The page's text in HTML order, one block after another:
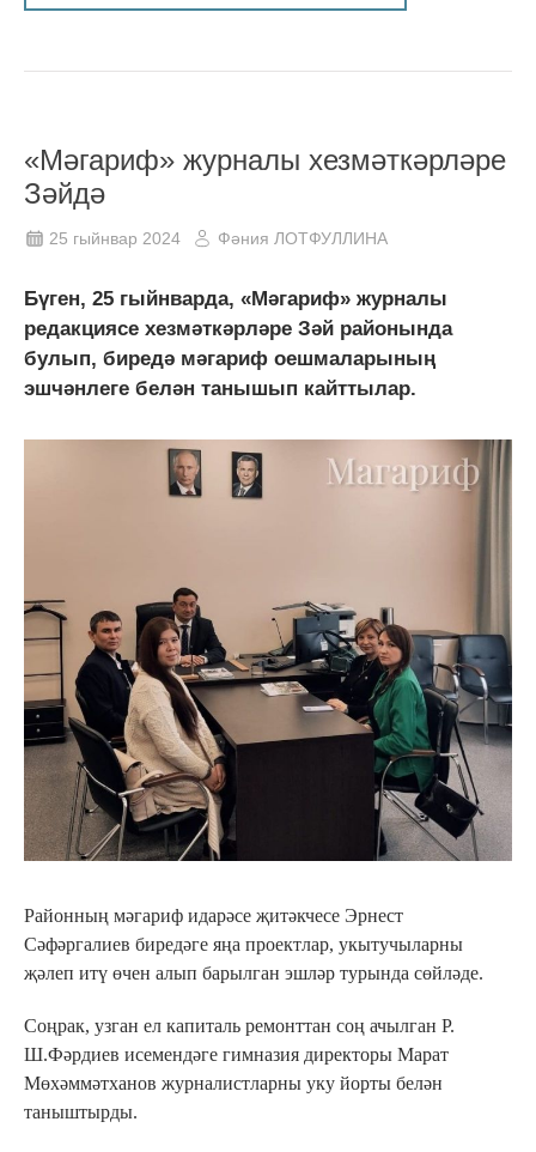
«Мәгариф» журналы хезмәткәрләре
Зәйдә
25 гыйнвар 2024 Фәния ЛОТФУЛЛИНА
Бүген, 25 гыйнварда, «Мәгариф» журналы
редакциясе хезмәткәрләре Зәй районында
булып, биредә мәгариф оешмаларының
эшчәнлеге белән танышып кайттылар.
Районның мәгариф идарәсе җитәкчесе Эрнест
Сәфәргалиев биредәге яңа проектлар, укытучыларны
җәлеп итү өчен алып барылган эшләр турында сөйләде.
Соңрак, узган ел капиталь ремонттан соң ачылган Р.
Ш.Фәрдиев исемендәге гимназия директоры Марат
Мөхәммәтханов журналистларны уку йорты белән
таныштырды.